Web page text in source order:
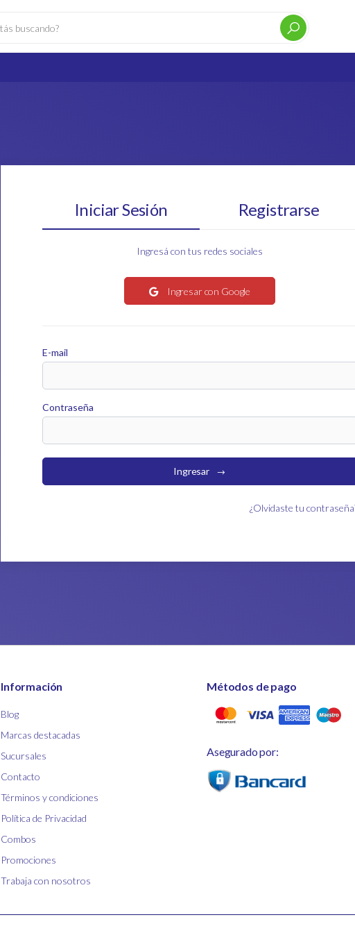
Iniciar Sesión Registrarse
Ingresá con tus redes sociales
Ingresar con Google
E-mail
Contraseña
Ingresar
¿Olvidaste tu
Información
Blog
Marcas destacadas
Sucursales
Contacto
Términos y condiciones
Política de Privacidad
Combos
Promociones
Trabaja con nosotros
Métodos de pago
Asegurado por: